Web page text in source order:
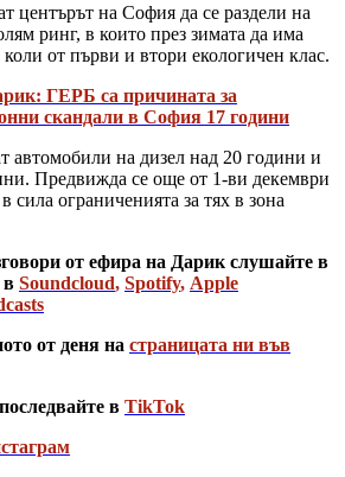
центърът на София да се раздели на
ринг, в които през зимата да има
коли от първи и втори екологичен клас.
ГЕРБ са причината за
скандали в София 17 години
автомобили на дизел над 20 години и
Предвижда се още от 1-ви декември
сила ограниченията за тях в зона
от ефира на Дарик слушайте в
в Soundcloud, Spotify, Apple
от деня на страницата ни във
в TikTok